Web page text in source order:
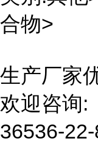
合物>
生产厂家
欢迎咨询:
36536-22-